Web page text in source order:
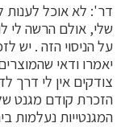
דר': לא אוכל לענות
שלי, אולם הרשה לי
על הניסוי הזה . יש
יאמרו ודאי
צודקים אין לי
הזכרת קודם מגנט
המגנטייות נעלמות